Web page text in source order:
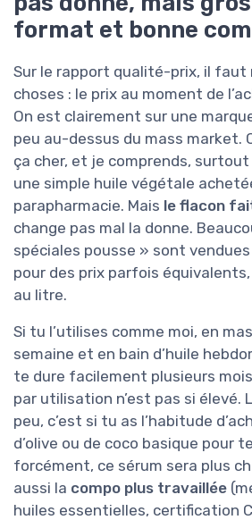
format et bonne
Sur le rapport qualité-prix, il faut
choses : le prix au moment de
On est clairement sur une
peu au-dessus du mass market.
ça cher, et je comprends,
une simple huile végétale
parapharmacie. Mais le flacon
change pas mal la donne.
spéciales pousse » sont
pour des prix parfois
au litre.
Si tu l’utilises comme moi, en
semaine et en bain d’huile
te dure facilement plusieurs
par utilisation n’est pas si élevé.
peu, c’est si tu as l’habitude
d’olive ou de coco basique pour
forcément, ce sérum sera plus
aussi la compo plus travaillée
huiles essentielles, certification